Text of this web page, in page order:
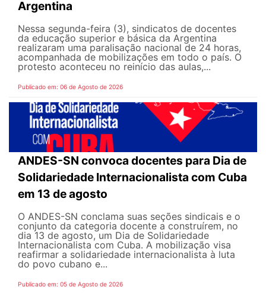
Argentina
Nessa segunda-feira (3), sindicatos de docentes
da educação superior e básica da Argentina
realizaram uma paralisação nacional de 24 horas,
acompanhada de mobilizações em todo o país. O
protesto aconteceu no reinício das aulas,...
Publicado em: 06 de Agosto de 2026
ANDES-SN convoca docentes para Dia de
Solidariedade Internacionalista com Cuba
em 13 de agosto
O ANDES-SN conclama suas seções sindicais e o
conjunto da categoria docente a construírem, no
dia 13 de agosto, um Dia de Solidariedade
Internacionalista com Cuba. A mobilização visa
reafirmar a solidariedade internacionalista à luta
do povo cubano e...
Publicado em: 05 de Agosto de 2026